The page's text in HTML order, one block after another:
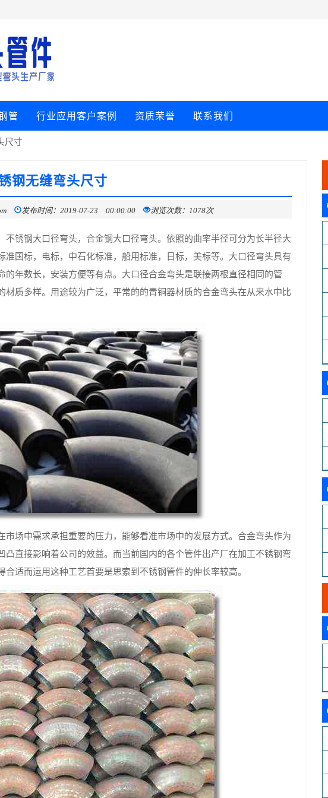
管 行业应用客户案例 资质荣誉 联系我们
尺寸
钢无缝弯头尺寸
发布时间：2019-07-23 00:00:00 浏览次数：1078次
不锈钢大口径弯头，合金钢大口径弯头。依照的曲率半径可分为长半径大
国标，电标，中石化标准，船用标准，日标，美标等。大口径弯头具有
年数长，安装方便等有点。大口径合金弯头是联接两根直径相同的管
质多样。用途较为广泛，平常的的青铜器材质的合金弯头在从来水中比
场中需求承担重要的压力，能够看准市场中的发展方式。合金弯头作为
直接影响着公司的效益。而当前国内的各个管件出产厂在加工不锈钢弯
适而运用这种工艺首要是思索到不锈钢管件的伸长率较高。